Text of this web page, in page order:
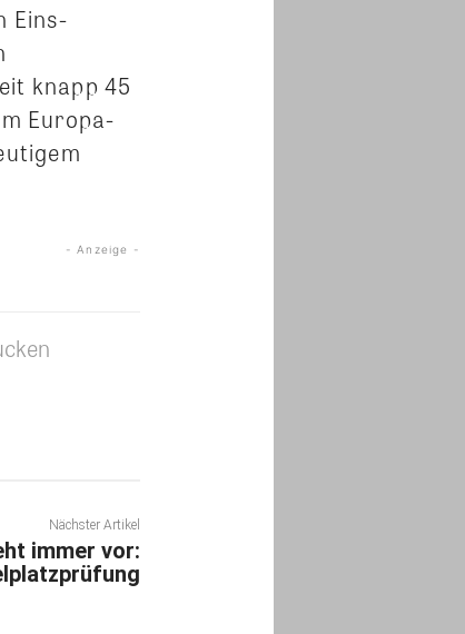
Eins-
knapp 45
Europa-
- Anzeige -
Nächster Artikel
immer vor: